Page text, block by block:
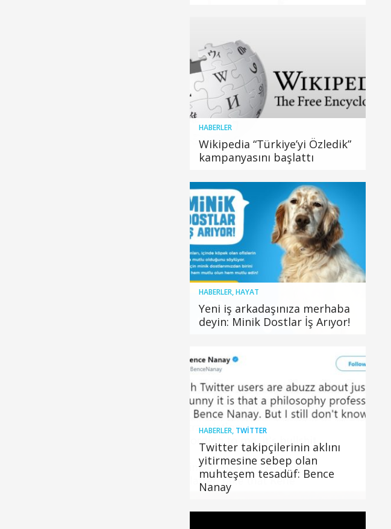
HABERLER
Wikipedia “Türkiye’yi Özledik”
kampanyasını başlattı
HABERLER,HAYAT
Yeni iş arkadaşınıza merhaba
deyin: Minik Dostlar İş Arıyor!
HABERLER, TWITTER
Twitter takipçilerinin aklını
yitirmesine sebep olan
muhteşem tesadüf: Bence
Nanay